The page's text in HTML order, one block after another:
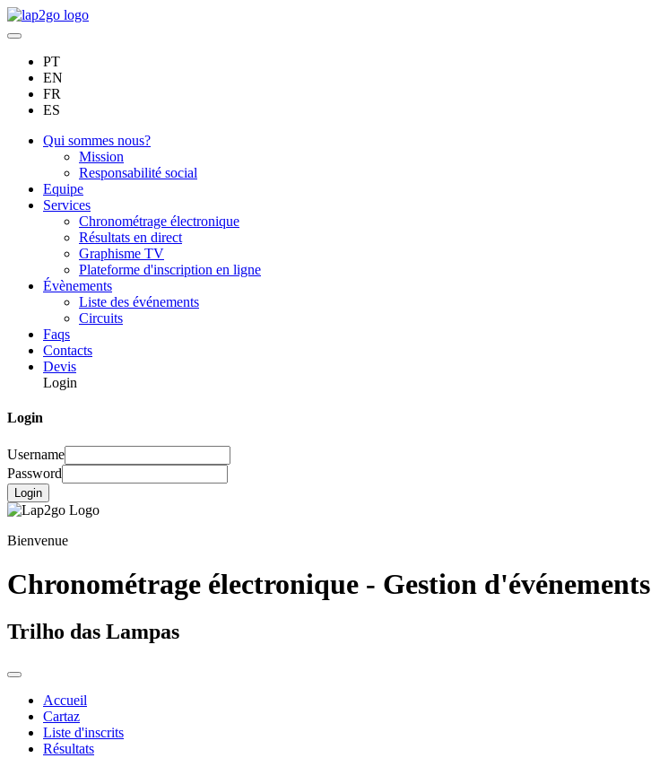
PT
EN
FR
ES
Qui sommes nous?
Mission
Responsabilité social
Equipe
Services
Chronométrage électronique
Résultats en direct
Graphisme TV
Plateforme d'inscription en ligne
Évènements
Liste des événements
Circuits
Faqs
Contacts
Devis
Login
Login
Username
Password
Login
Bienvenue
Chronométrage électronique - Gestion d'événements
Trilho das Lampas
Accueil
Cartaz
Liste d'inscrits
Résultats